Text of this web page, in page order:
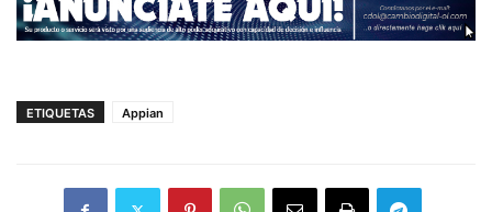
ETIQUETAS Appian